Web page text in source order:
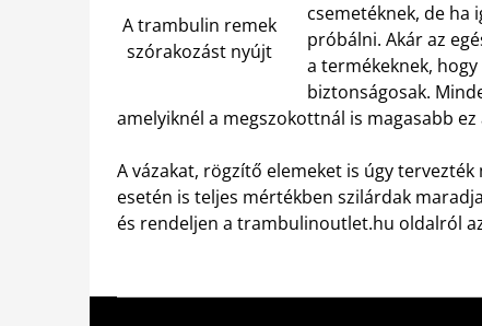
A trambulin remek
szórakozást nyújt
csemetéknek, de ha
próbálni. Akár az
a termékeknek,
biztonságosak.
amelyiknél a megszokottnál is magasabb ez
A vázakat, rögzítő elemeket is úgy
esetén is teljes mértékben szilárdak
és rendeljen a trambulinoutlet.hu oldalról